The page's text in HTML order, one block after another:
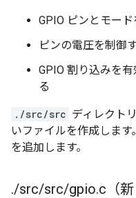
GPIO ピンとモー
ピンの電圧を制御
GPIO 割り込みを
る
./src/src ディレクトリ
いファイルを作成しま
を追加します。
./src/src/gpio.c（新